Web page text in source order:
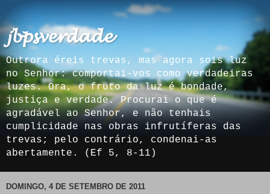
𝓳𝓫𝓹𝓼𝓿𝓮𝓻𝓭𝓪𝓭𝓮
Outrora éreis trevas, mas agora sois luz
no Senhor: comportai-vos como verdadeiras
luzes. Ora, o fruto da luz é bondade,
justiça e verdade. Procurai o que é
agradável ao Senhor, e não tenhais
cumplicidade nas obras infrutíferas das
trevas; pelo contrário, condenai-as
abertamente. (Ef 5, 8-11)
DOMINGO, 4 DE SETEMBRO DE 2011